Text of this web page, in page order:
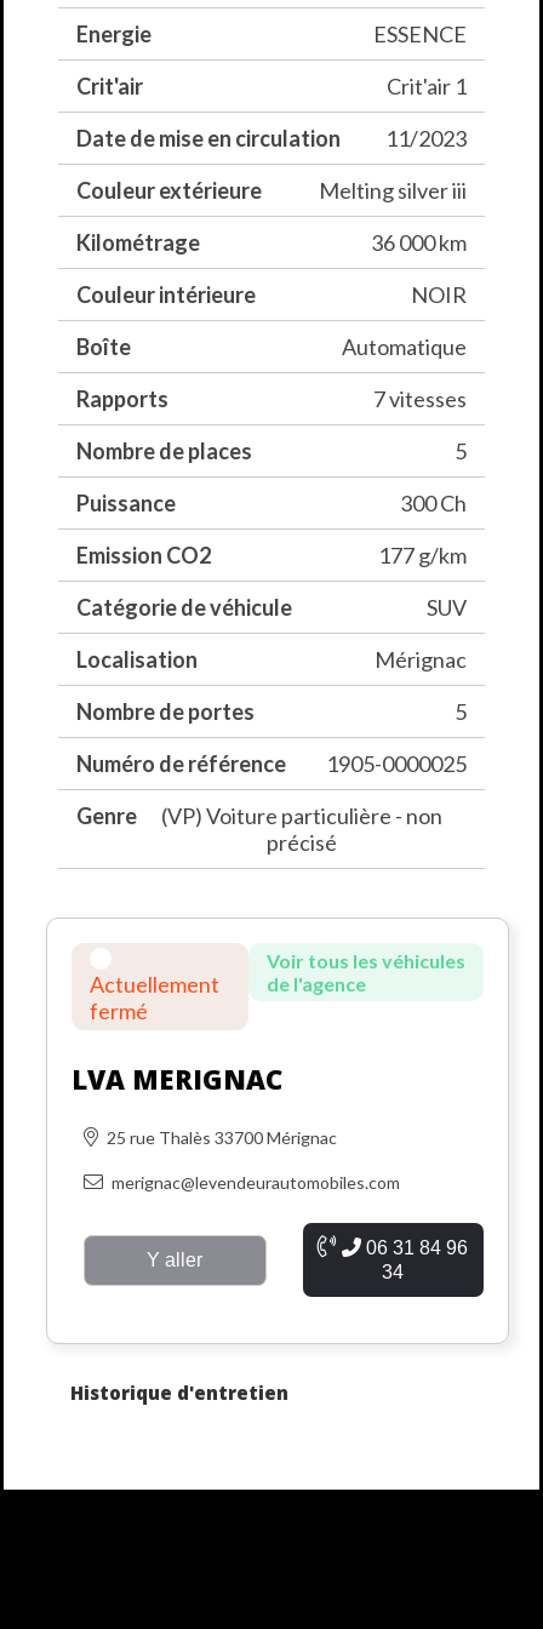
33700 MERIGNAC
*Des erreurs peuvent se glisser dans nos annonces, contactez-nous pour plus d'infos sur les
caractéristiques du véhicule.
Energie
ESSENCE
Crit'air
Crit'air 1
Date de mise en circulation
11/2023
Couleur extérieure
Melting silver iii
Kilométrage
36 000 km
Couleur intérieure
NOIR
Boîte
Automatique
Rapports
7 vitesses
Nombre de places
5
Puissance
300 Ch
Emission CO2
177 g/km
Catégorie de véhicule
SUV
Localisation
Mérignac
Nombre de portes
5
Numéro de référence
1905-0000025
Genre
(VP) Voiture particulière - non
précisé
Actuellement
fermé
Voir tous les véhicules
de l'agence
LVA MERIGNAC
25 rue Thalès 33700 Mérignac
merignac@levendeurautomobiles.com
Y aller
06 31 84 96
34
Historique d'entretien